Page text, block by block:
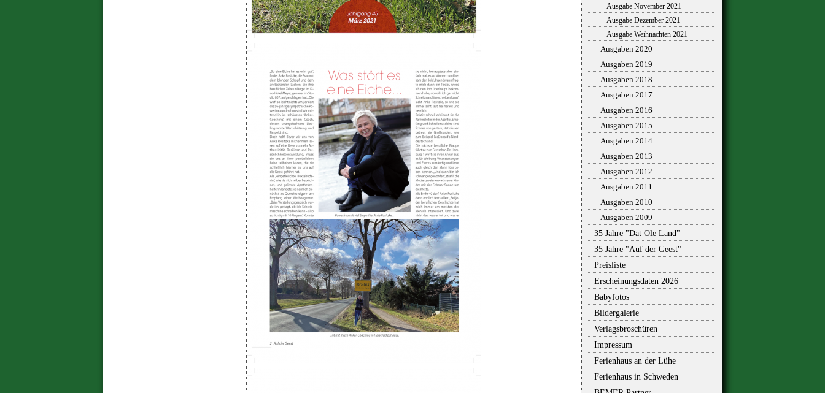
Ausgabe November 2021
Ausgabe Dezember 2021
Ausgabe Weihnachten 2021
Ausgaben 2020
Ausgaben 2019
Ausgaben 2018
Ausgaben 2017
Ausgaben 2016
Ausgaben 2015
Ausgaben 2014
Ausgaben 2013
Ausgaben 2012
Ausgaben 2011
Ausgaben 2010
Ausgaben 2009
35 Jahre "Dat Ole Land"
35 Jahre "Auf der Geest"
Preisliste
Erscheinungsdaten 2026
Babyfotos
Bildergalerie
Verlagsbroschüren
Impressum
Ferienhaus an der Lühe
Ferienhaus in Schweden